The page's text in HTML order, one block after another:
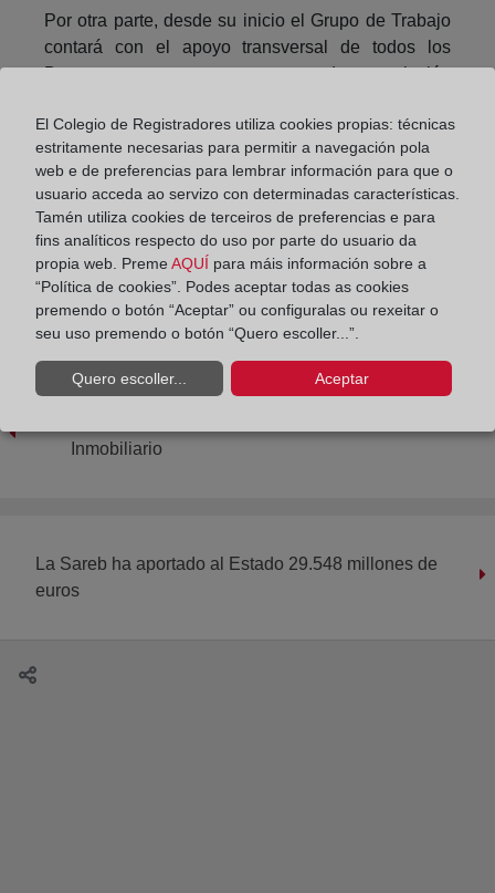
Por otra parte, desde su inicio el Grupo de Trabajo
contará con el apoyo transversal de todos los
Departamentos con sectores de regulación
establecer no solo un marco general de protección
sino también atender las especialidades y
singularidades sectoriales.
Compartir:
Inmobiliario
La Sareb ha aportado al Estado 29.548 millones de
euros
El Colegio de Registradores utiliza cookies propias: técnicas
estritamente necesarias para permitir a navegación pola
web e de preferencias para lembrar información para que o
usuario acceda ao servizo con determinadas características.
Tamén utiliza cookies de terceiros de preferencias e para
fins analíticos respecto do uso por parte do usuario da
propia web. Preme AQUÍ para máis información sobre a
“Política de cookies”. Podes aceptar todas as cookies
premendo o botón “Aceptar” ou configuralas ou rexeitar o
seu uso premendo o botón “Quero escoller...”.
Quero escoller... Aceptar